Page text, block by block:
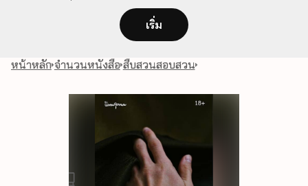
เริ่ม
หน้าหลัก จำนวนหนังสือ สืบสวนสอบสวน